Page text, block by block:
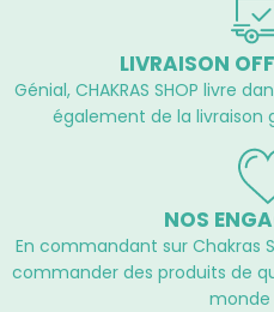
LIVRAISON
Génial, CHAKRAS SHOP livre
également de la livraison
NOS
En commandant sur Chakras
commander des produits de
monde